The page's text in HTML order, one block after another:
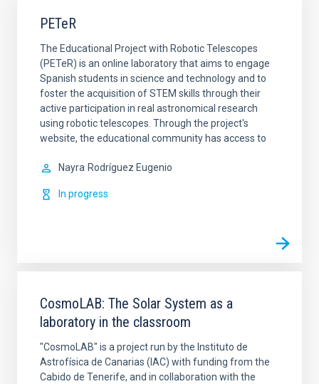
PETeR
The Educational Project with Robotic Telescopes
(PETeR) is an online laboratory that aims to engage
Spanish students in science and technology and to
foster the acquisition of STEM skills through their
active participation in real astronomical research
using robotic telescopes. Through the project's
website, the educational community has access to
Nayra Rodríguez Eugenio
In progress
CosmoLAB: The Solar System as a
laboratory in the classroom
"CosmoLAB" is a project run by the Instituto de
Astrofísica de Canarias (IAC) with funding from the
Cabido de Tenerife, and in collaboration with the